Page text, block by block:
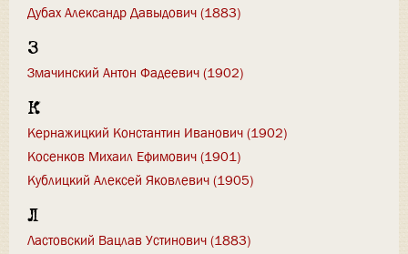
Дубах Александр Давыдович (1883)
З
Змачинский Антон Фадеевич (1902)
К
Кернажицкий Константин Иванович (1902)
Косенков Михаил Ефимович (1901)
Кублицкий Алексей Яковлевич (1905)
Л
Ластовский Вацлав Устинович (1883)